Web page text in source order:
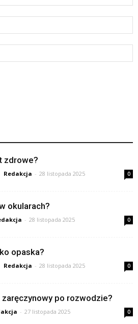
zdrowe?
Redakcja - 28 listopada 2025 0
okularach?
- 28 listopada 2025 0
opaska?
Redakcja - 28 listopada 2025 0
po rozwodzie?
- 27 listopada 2025 0